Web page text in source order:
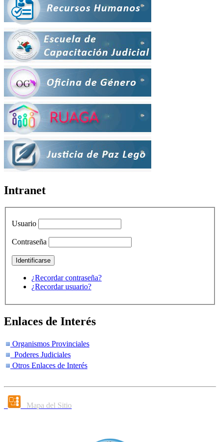
Intranet
Usuario
Contraseña
¿Recordar contraseña?
¿Recordar usuario?
Enlaces de Interés
Organismos Provinciales
Poderes Judiciales
Otros Enlaces de Interés
Mapa del Sitio